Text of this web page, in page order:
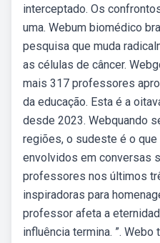
interceptado. Os
uma. Webum biomédico
pesquisa que muda
as células de câncer.
mais 317 professores
da educação. Esta é a
desde 2023. Webquando
regiões, o sudeste é o
envolvidos em conversas
professores nos últimos
inspiradoras para
professor afeta a
influência termina. ”.